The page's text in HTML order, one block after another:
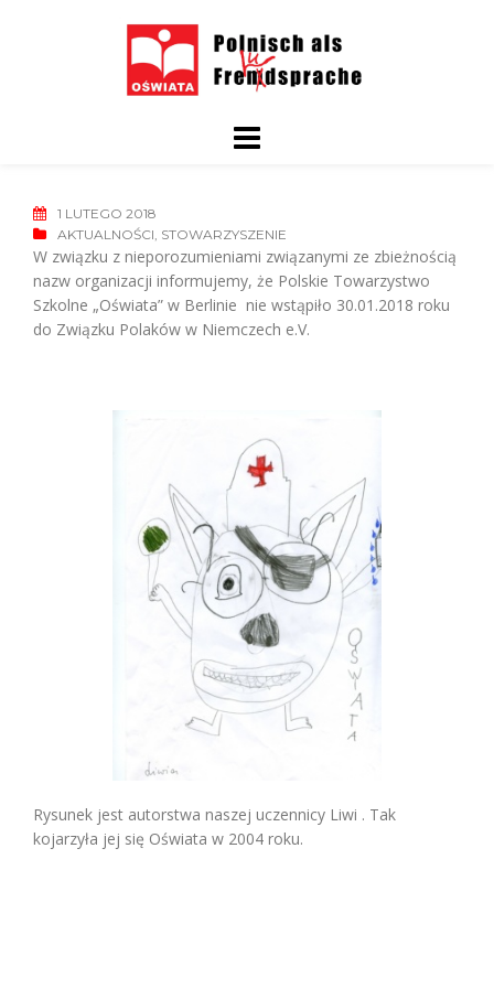
1 LUTEGO 2018
AKTUALNOŚCI, STOWARZYSZENIE
W związku z nieporozumieniami związanymi ze zbieżnością
nazw organizacji informujemy, że Polskie Towarzystwo
Szkolne „Oświata” w Berlinie nie wstąpiło 30.01.2018 roku
do Związku Polaków w Niemczech e.V.
Rysunek jest autorstwa naszej uczennicy Liwi . Tak
kojarzyła jej się Oświata w 2004 roku.